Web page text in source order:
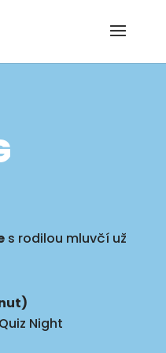
s rodilou mluvčí už
Night